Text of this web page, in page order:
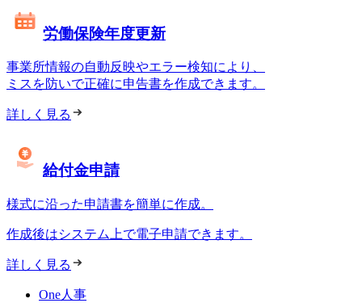
労働保険年度更新
事業所情報の自動反映やエラー検知により、
ミスを防いで正確に申告書を作成できます。
詳しく見る
給付金申請
様式に沿った申請書を簡単に作成。
作成後はシステム上で電子申請できます。
詳しく見る
One人事